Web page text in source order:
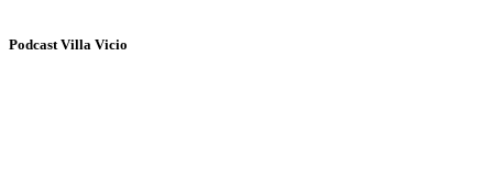
Podcast Villa Vicio